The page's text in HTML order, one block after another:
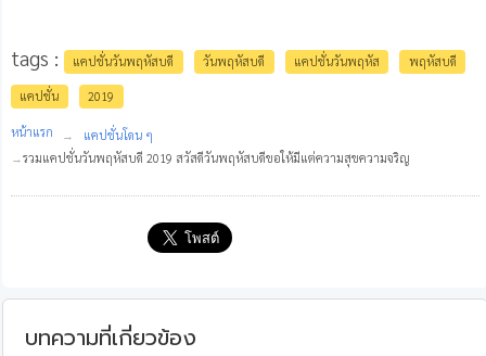
tags : แคปชั่นวันพฤหัสบดี วันพฤหัสบดี แคปชั่นวันพฤหัส พฤหัสบดี
แคปชั่น 2019
หน้าแรก
แคปชั่นโดน ๆ
รวมแคปชั่นวันพฤหัสบดี 2019 สวัสดีวันพฤหัสบดีขอให้มีแต่ความสุขความจริญ
บทความที่เกี่ยวข้อง